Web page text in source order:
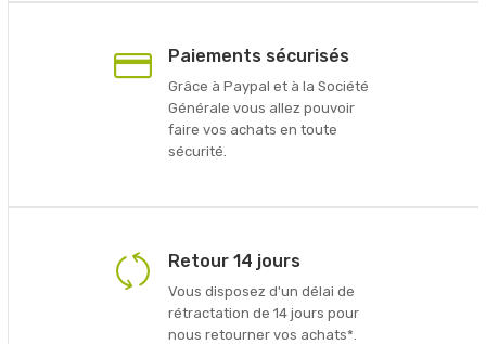
Paiements sécurisés
Grâce à Paypal et à la Société
Générale vous allez pouvoir
faire vos achats en toute
sécurité.
Retour 14 jours
Vous disposez d'un délai de
rétractation de 14 jours pour
nous retourner vos achats*.